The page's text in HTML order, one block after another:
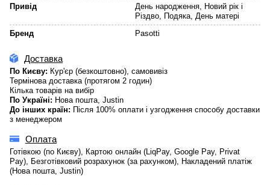
Привід
День народження, Новий рік і
Різдво, Подяка, День матері
Бренд
Pasotti
Доставка
По Києву: Кур'єр (безкоштовно), самовивіз
Термінова доставка (протягом 2 годин)
Кілька товарів на вибір
По Україні: Нова пошта, Justin
До інших країн: Після 100% оплати і узгодження способу доставки
з менеджером
Оплата
Готівкою (по Києву), Картою онлайн (LiqPay, Google Pay, Privat
Pay), Безготівковий розрахунок (за рахунком), Накладений платіж
(Нова пошта, Justin)